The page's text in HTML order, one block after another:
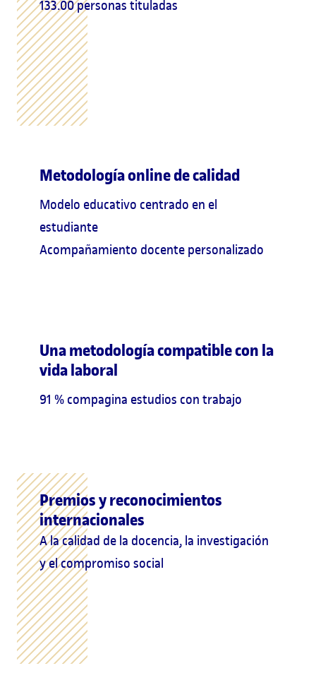
133.00 personas tituladas
Metodología online de calidad
Modelo educativo centrado en el
estudiante
Acompañamiento docente personalizado
Una metodología compatible con la
vida laboral
91 % compagina estudios con trabajo
Premios y reconocimientos
internacionales
A la calidad de la docencia, la investigación
y el compromiso social